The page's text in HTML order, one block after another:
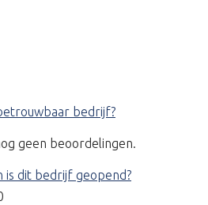
bedrijf?
geen beoordelingen.
is dit bedrijf geopend?